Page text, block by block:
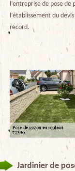
l’entreprise de pose de
l’établissement du
record.
Jardinier de